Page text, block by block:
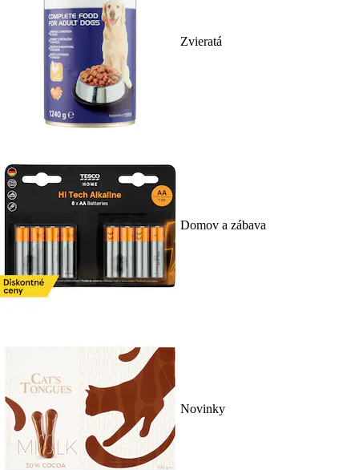
Zvieratá
Domov a zábava
Novinky